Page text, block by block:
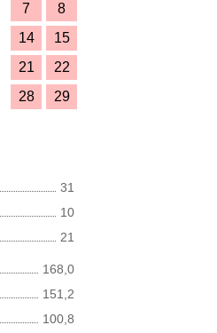
7
8
14
15
21
22
28
29
31
10
21
168,0
151,2
100,8